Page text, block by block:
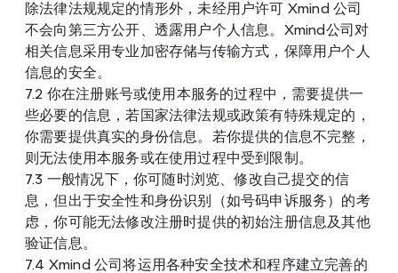
除法律法规规定的情形外，未经用户许可 Xmind 公司
不会向第三方公开、透露用户个人信息。Xmind公司对
相关信息采用专业加密存储与传输方式，保障用户个人
信息的安全。
7.2 你在注册账号或使用本服务的过程中，需要提供一
些必要的信息，若国家法律法规或政策有特殊规定的，
你需要提供真实的身份信息。若你提供的信息不完整，
则无法使用本服务或在使用过程中受到限制。
7.3 一般情况下，你可随时浏览、修改自己提交的信
息，但出于安全性和身份识别（如号码申诉服务）的考
虑，你可能无法修改注册时提供的初始注册信息及其他
验证信息。
7.4 Xmind 公司将运用各种安全技术和程序建立完善的